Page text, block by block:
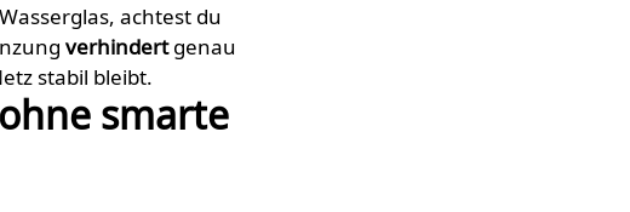
achtest du
verhindertgenau
stabil bleibt.
smarte